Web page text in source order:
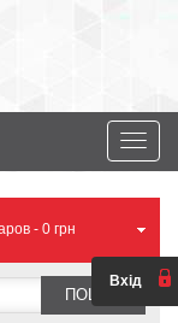
Toggle
- 0 грн
ПОШУК
Вхід